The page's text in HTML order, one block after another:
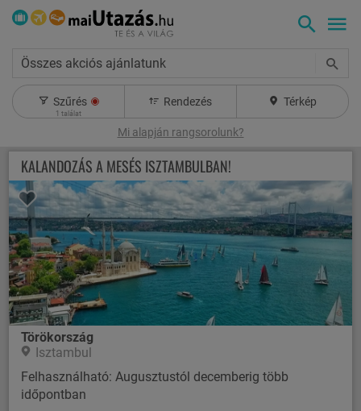
Összes akciós ajánlatunk
Szűrés
1 találat
Rendezés Térkép
Mi alapján rangsorolunk?
KALANDOZÁS A MESÉS ISZTAMBULBAN!
Törökország
Isztambul
Felhasználható: Augusztustól decemberig több
időpontban